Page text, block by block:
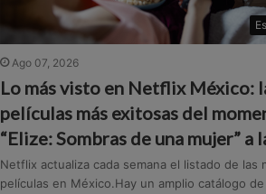
Ago 07, 2026
Lo más visto en Netflix México:
películas más exitosas del
“Elize: Sombras de una mujer” a
Netflix actualiza cada semana el listado de las
películas en México.Hay un amplio catálogo